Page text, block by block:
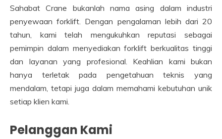
Sahabat Crane bukanlah nama asing dalam industri
penyewaan forklift. Dengan pengalaman lebih dari 20
tahun, kami telah mengukuhkan reputasi sebagai
pemimpin dalam menyediakan forklift berkualitas tinggi
dan layanan yang profesional. Keahlian kami bukan
hanya terletak pada pengetahuan teknis yang
mendalam, tetapi juga dalam memahami kebutuhan unik
setiap klien kami.
Pelanggan Kami